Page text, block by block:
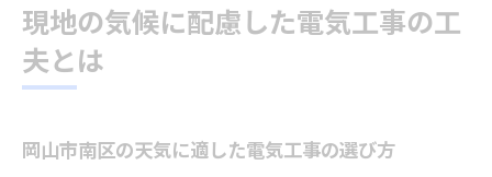
現地の気候に配慮した電気工事の工
夫とは
岡山市南区の天気に適した電気工事の選び方